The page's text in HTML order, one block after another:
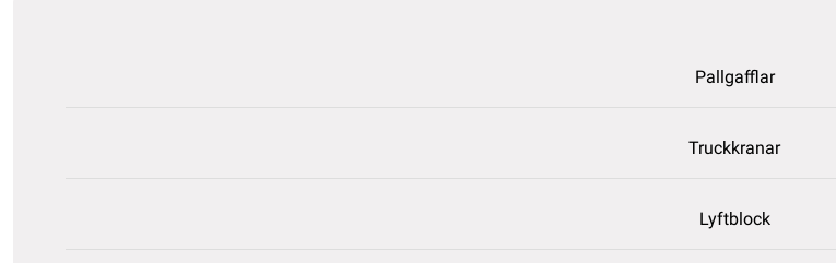
Pallgafflar
Truckkranar
Lyftblock